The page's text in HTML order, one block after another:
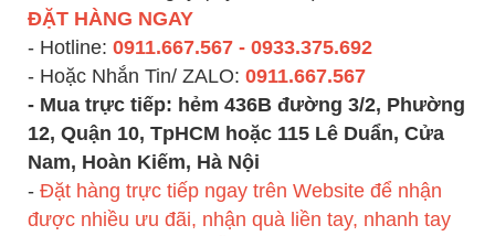
ĐẶT HÀNG NGAY
- Hotline: 0911.667.567 - 0933.375.692
- Hoặc Nhắn Tin/ ZALO: 0911.667.567
- Mua trực tiếp: hẻm 436B đường 3/2, Phường
12, Quận 10, TpHCM hoặc 115 Lê Duẩn, Cửa
Nam, Hoàn Kiếm, Hà Nội
- Đặt hàng trực tiếp ngay trên Website để nhận
được nhiều ưu đãi, nhận quà liền tay, nhanh tay